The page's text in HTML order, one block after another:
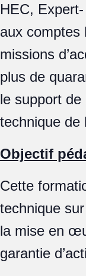
HEC,
aux comptes
missions
plus de
le support
technique de
Objectif
Cette
technique
la mise en
garantie